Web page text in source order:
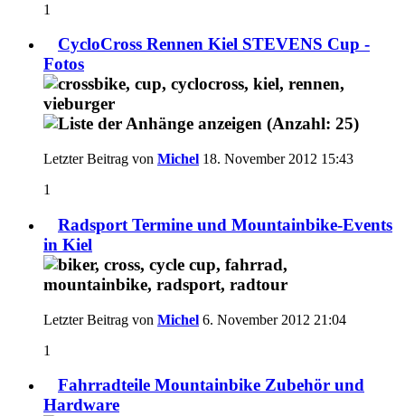
1
CycloCross Rennen Kiel STEVENS Cup -
Fotos
Letzter Beitrag von Michel 18. November 2012 15:43
1
Radsport Termine und Mountainbike-Events
in Kiel
Letzter Beitrag von Michel 6. November 2012 21:04
1
Fahrradteile Mountainbike Zubehör und
Hardware